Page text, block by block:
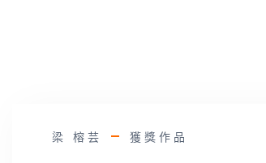
梁 榕芸 獲獎作品